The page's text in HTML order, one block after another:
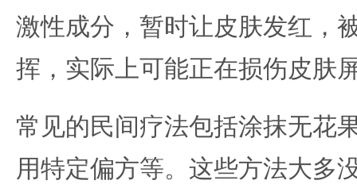
激性成分，暂时让皮肤发红，
挥，实际上可能正在损伤皮肤
常见的民间疗法包括涂抹无花
用特定偏方等。这些方法大多